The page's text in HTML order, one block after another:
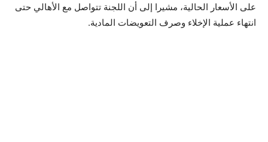
على الأسعار الحالية، مشيرا إلى أن اللجنة تتواصل مع الأهالي حتى
انتهاء عملية الإخلاء وصرف التعويضات المادية.